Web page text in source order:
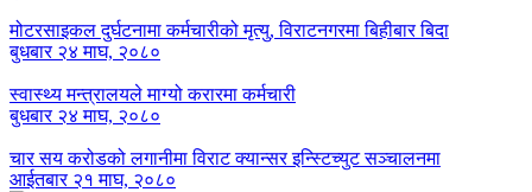
मोटरसाइकल दुर्घटनामा कर्मचारीको मृत्यु, विराटनगरमा बिहीबार बिदा
बुधबार २४ माघ, २०८०
स्वास्थ्य मन्त्रालयले माग्यो करारमा कर्मचारी
बुधबार २४ माघ, २०८०
चार सय करोडको लगानीमा विराट क्यान्सर इन्स्टिच्युट सञ्चालनमा
आईतबार २१ माघ, २०८०